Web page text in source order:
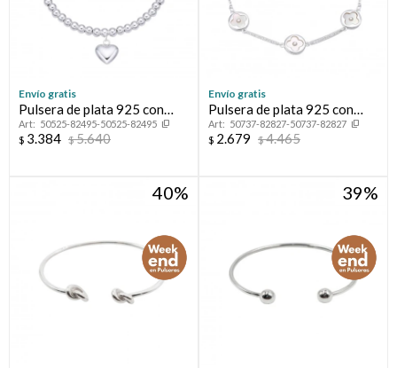
Envío gratis
Pulsera de plata 925 con
dije, CORAZON.
50525-82495-50525-82495
$ 3.384 $5.640
Envío gratis
Pulsera de plata 925 con
nácar, VAN.
50737-82827-50737-82827
$ 2.679 $4.465
40 39